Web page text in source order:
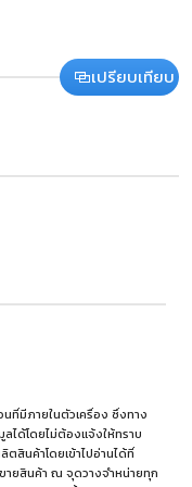
เปรียบเทียบ
ที่มีภายในตัวเครื่อง ซึ่งทาง
ลได้โดยไม่ต้องแจ้งให้ทราบ
สินค้าโดยเข้าไปอ่านได้ที่
ายสินค้า ณ จุดวางจำหน่ายทุก